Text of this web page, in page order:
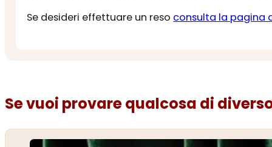
Se desideri effettuare un reso consulta la pagina
Se vuoi provare qualcosa di